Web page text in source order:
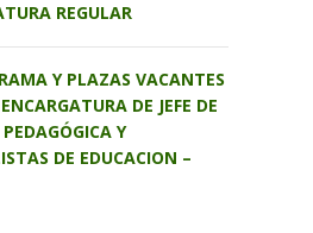
REGULAR
Y PLAZAS VACANTES
DE JEFE DE
Y
DE EDUCACION –